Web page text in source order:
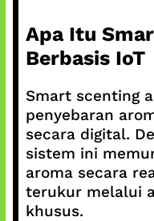
Apa Itu
Berbasis IoT
Smart scenting
penyebaran
secara digital.
sistem ini
aroma secara
terukur melalui
khusus.